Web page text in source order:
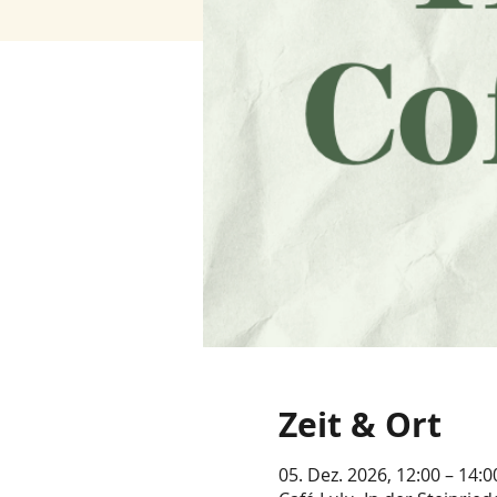
Zeit & Ort
05. Dez. 2026, 12:00 –